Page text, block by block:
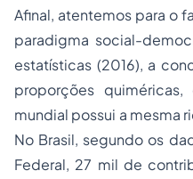
Afinal, atentemos para o
paradigma social-
estatísticas (2016), a
proporções
mundial possui a mesma
No Brasil, segundo os
Federal, 27 mil de